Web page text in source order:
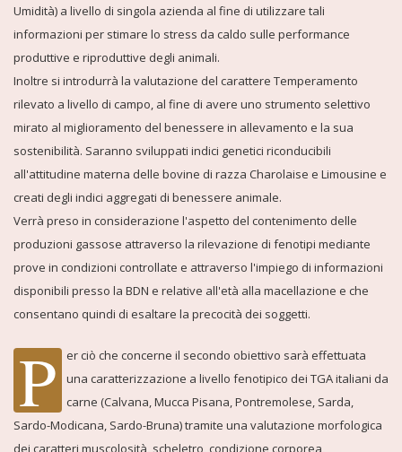
Umidità) a livello di singola azienda al fine di utilizzare tali
informazioni per stimare lo stress da caldo sulle performance
produttive e riproduttive degli animali.
Inoltre si introdurrà la valutazione del carattere Temperamento
rilevato a livello di campo, al fine di avere uno strumento selettivo
mirato al miglioramento del benessere in allevamento e la sua
sostenibilità. Saranno sviluppati indici genetici riconducibili
all'attitudine materna delle bovine di razza Charolaise e Limousine e
creati degli indici aggregati di benessere animale.
Verrà preso in considerazione l'aspetto del contenimento delle
produzioni gassose attraverso la rilevazione di fenotipi mediante
prove in condizioni controllate e attraverso l'impiego di informazioni
disponibili presso la BDN e relative all'età alla macellazione e che
consentano quindi di esaltare la precocità dei soggetti.
P
er ciò che concerne il secondo obiettivo sarà effettuata
una caratterizzazione a livello fenotipico dei TGA italiani da
carne (Calvana, Mucca Pisana, Pontremolese, Sarda,
Sardo-Modicana, Sardo-Bruna) tramite una valutazione morfologica
dei caratteri muscolosità, scheletro, condizione corporea,